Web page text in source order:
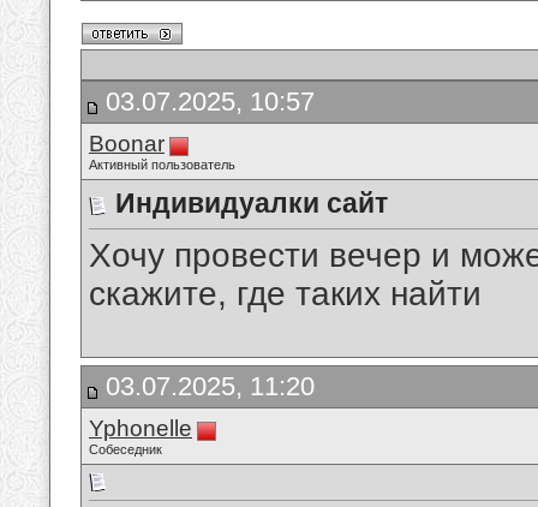
03.07.2025, 10:57
Boonar
Активный пользователь
Индивидуалки сайт
Хочу провести вечер и
скажите, где таких найти
03.07.2025, 11:20
Yphonelle
Собеседник